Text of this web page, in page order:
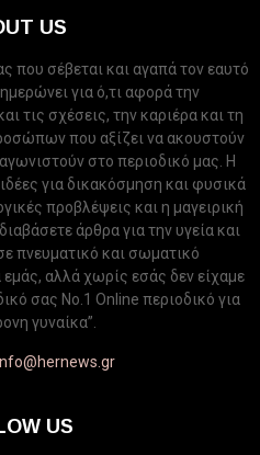
US
που σέβεται και αγαπά τον εαυτό
για ό,τι αφορά την
τις σχέσεις, την καριέρα και τη
που αξίζει να ακουστούν
στο περιοδικό μας. Η
για δικακόσμηση και φυσικά
προβλέψεις και η μαγειρική
άρθρα για την υγεία και
πνευματικό και σωματικό
εμάς, αλλά χωρίς εσάς δεν είχαμε
σας Νo.1 Online περιοδικό για
γυναίκα”.
US